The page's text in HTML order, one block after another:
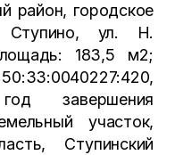
район, городское
Ступино, ул. Н.
183,5 м2;
завершения
участок,
Ступинский